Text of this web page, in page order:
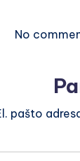
No
pašto